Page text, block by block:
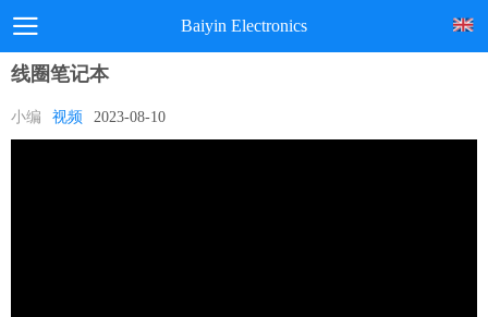
Baiyin Electronics
线圈笔记本
小编 视频 2023-08-10